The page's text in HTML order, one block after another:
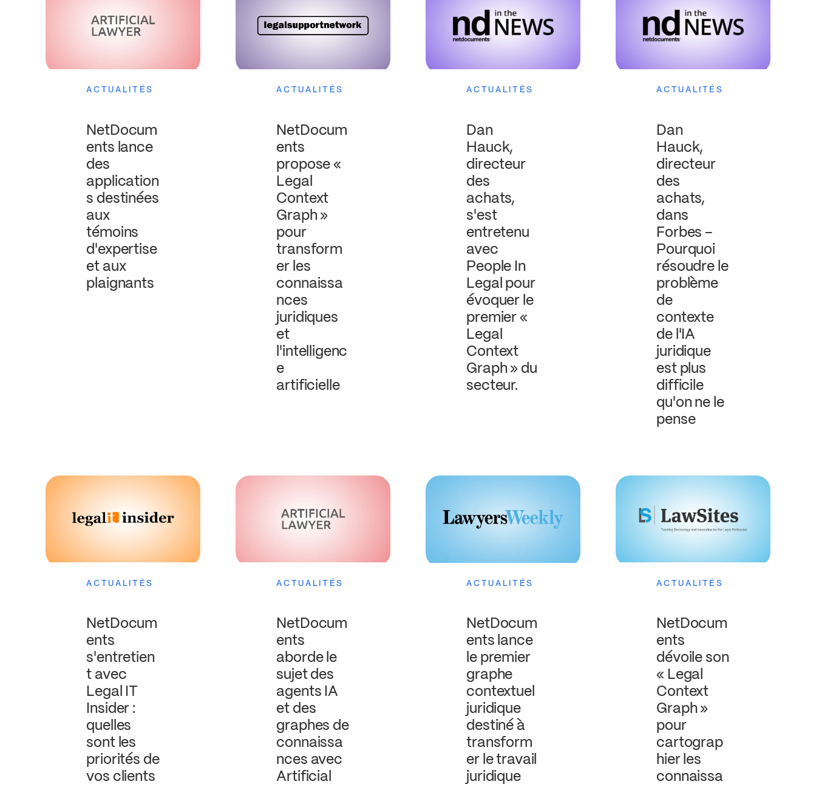
ACTUALITÉS
NetDocum
ents lance
des
application
s destinées
aux
témoins
d'expertise
et aux
plaignants
ACTUALITÉS
NetDocum
ents
propose «
Legal
Context
Graph »
pour
transform
er les
connaissa
nces
juridiques
et
l'intelligenc
e
artificielle
ACTUALITÉS
Dan
Hauck,
directeur
des
achats,
s'est
entretenu
avec
People In
Legal pour
évoquer le
premier «
Legal
Context
Graph » du
secteur.
ACTUALITÉS
Dan
Hauck,
directeur
des
achats,
dans
Forbes –
Pourquoi
résoudre le
problème
de
contexte
de l'IA
juridique
est plus
difficile
qu'on ne le
pense
ACTUALITÉS
NetDocum
ents
s'entretien
t avec
Legal IT
Insider :
quelles
sont les
priorités de
vos clients
ACTUALITÉS
NetDocum
ents
aborde le
sujet des
agents IA
et des
graphes de
connaissa
nces avec
Artificial
ACTUALITÉS
NetDocum
ents lance
le premier
graphe
contextuel
juridique
destiné à
transform
er le travail
juridique
ACTUALITÉS
NetDocum
ents
dévoile son
« Legal
Context
Graph »
pour
cartograp
hier les
connaissa